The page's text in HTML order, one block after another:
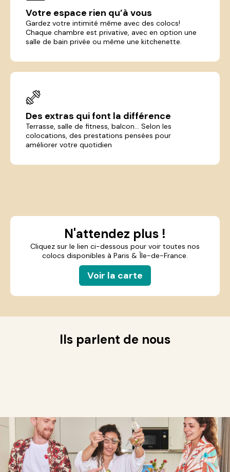
Votre espace rien qu’à vous
Gardez votre intimité même avec des colocs!
Chaque chambre est privative, avec en option une
salle de bain privée ou même une kitchenette.
Des extras qui font la différence
Terrasse, salle de fitness, balcon... Selon les
colocations, des prestations pensées pour
améliorer votre quotidien
N'attendez plus !
Cliquez sur le lien ci-dessous pour voir toutes nos
colocs disponibles à Paris & Île-de-France.
Voir la carte
Ils parlent de nous